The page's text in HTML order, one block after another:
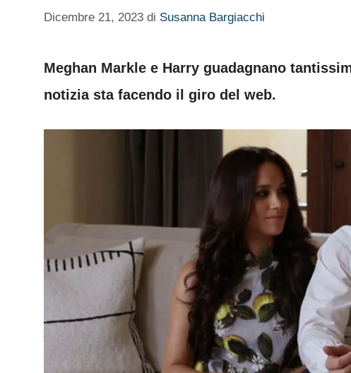
Dicembre 21, 2023 di Susanna Bargiacchi
Meghan Markle e Harry guadagnano
notizia sta facendo il giro del web.